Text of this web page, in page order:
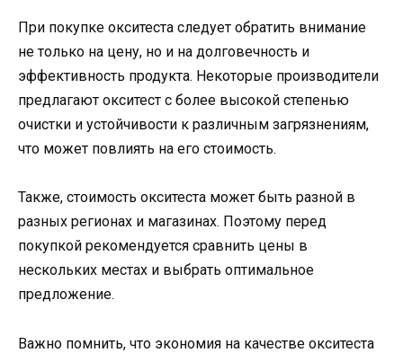
При покупке окситеста следует обратить внимание
не только на цену, но и на долговечность и
эффективность продукта. Некоторые производители
предлагают окситест с более высокой степенью
очистки и устойчивости к различным загрязнениям,
что может повлиять на его стоимость.
Также, стоимость окситеста может быть разной в
разных регионах и магазинах. Поэтому перед
покупкой рекомендуется сравнить цены в
нескольких местах и выбрать оптимальное
предложение.
Важно помнить, что экономия на качестве окситеста